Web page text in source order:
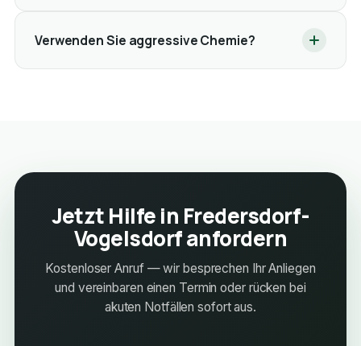
Verwenden Sie aggressive Chemie?
Jetzt Hilfe in Fredersdorf-
Vogelsdorf anfordern
Kostenloser Anruf — wir besprechen Ihr Anliegen
und vereinbaren einen Termin oder rücken bei
akuten Notfällen sofort aus.